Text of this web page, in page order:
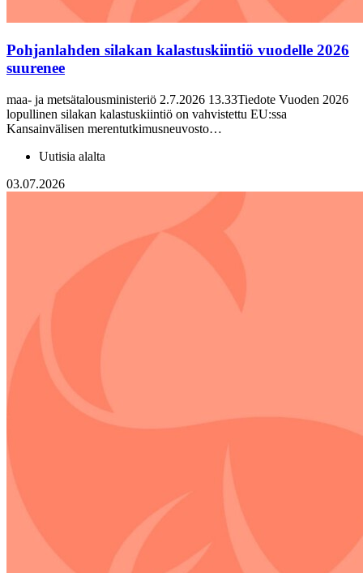
Pohjanlahden silakan kalastuskiintiö vuodelle 2026
suurenee
maa- ja metsätalousministeriö 2.7.2026 13.33Tiedote Vuoden 2026
lopullinen silakan kalastuskiintiö on vahvistettu EU:ssa
Kansainvälisen merentutkimusneuvosto…
Uutisia alalta
03.07.2026